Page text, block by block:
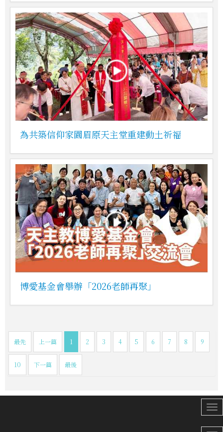
為共築信仰家園眉原天主堂重建動土祈福
博愛基金會舉辦「2026老師再聚」
最先 上一篇 1 2 3 4 5 6 7 8 9
10 下一篇 最後